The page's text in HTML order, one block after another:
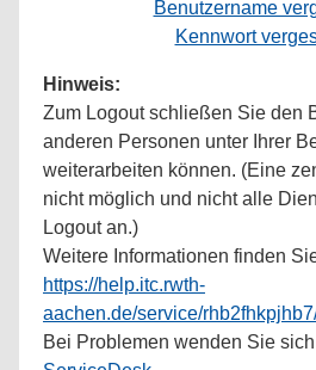
Benutzername
Kennwort
Hinweis:
Zum Logout schließen Sie den
anderen Personen unter Ihrer
weiterarbeiten können. (Eine
nicht möglich und nicht alle
Logout an.)
Weitere Informationen finden
https://help.itc.rwth-
aachen.de/service/
Bei Problemen wenden Sie